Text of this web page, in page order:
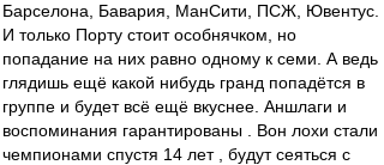
Барселона, Бавария, МанСити, ПСЖ, Ювентус.
И только Порту стоит особнячком, но
попадание на них равно одному к семи. А ведь
глядишь ещё какой нибудь гранд попадётся в
группе и будет всё ещё вкуснее. Аншлаги и
воспоминания гарантированы . Вон лохи стали
чемпионами спустя 14 лет , будут сеяться с